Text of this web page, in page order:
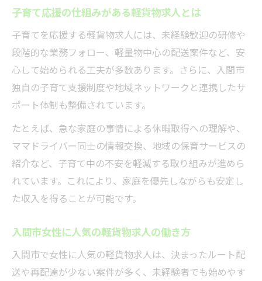
子育て応援の仕組みがある軽貨物求人とは
子育てを応援する軽貨物求人には、未経験歓迎の研修や
段階的な業務フォロー、軽量物中心の配送案件など、安
心して始められる工夫が多数あります。さらに、入間市
独自の子育て支援制度や地域ネットワークと連携したサ
ポート体制も整備されています。
たとえば、急な家庭の事情による休暇取得への理解や、
ママドライバー同士の情報交換、地域の保育サービスの
紹介など、子育て中の不安を軽減する取り組みが進めら
れています。これにより、家庭を優先しながらも安定し
た収入を得ることが可能です。
入間市女性に人気の軽貨物求人の働き方
入間市で女性に人気の軽貨物求人は、決まったルート配
送や再配達が少ない案件が多く、未経験者でも始めやす